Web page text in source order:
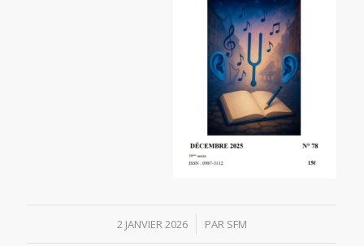
2 JANVIER 2026
/ PAR SFM